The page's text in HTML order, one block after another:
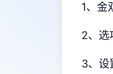
1、金
2、选
3、设